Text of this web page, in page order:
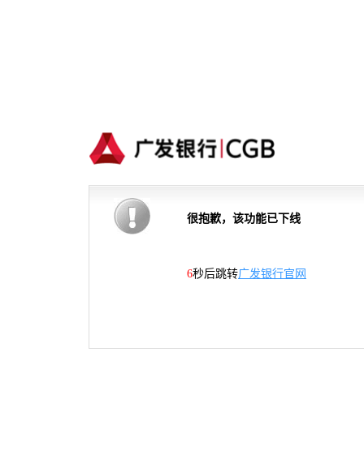
很抱歉，该功能已下线
5秒后跳转广发银行官网